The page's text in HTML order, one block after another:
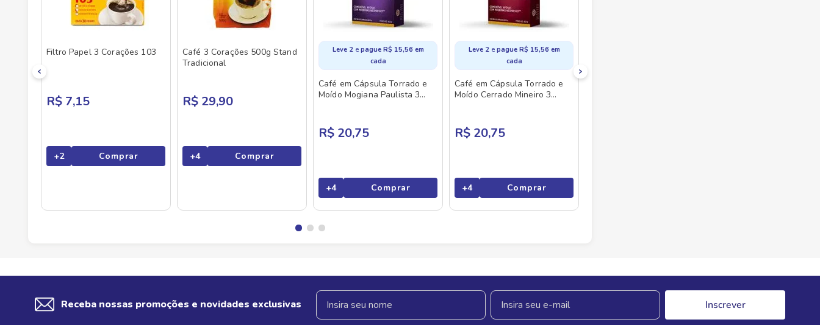
Filtro Papel 3 Corações 103
R$ 7,15
+2 Comprar
Café 3 Corações 500g Stand
Tradicional
R$ 29,90
+4 Comprar
Leve 2 e pague R$ 15,56 em
cada
Café em Cápsula Torrado e
Moído Mogiana Paulista 3
R$ 20,75
+4 Comprar
Leve 2 e pague R$ 15,56 em
cada
Café em Cápsula Torrado e
Moído Cerrado Mineiro 3
R$ 20,75
+4 Comprar
Receba nossas promoções e novidades exclusivas Inscrever